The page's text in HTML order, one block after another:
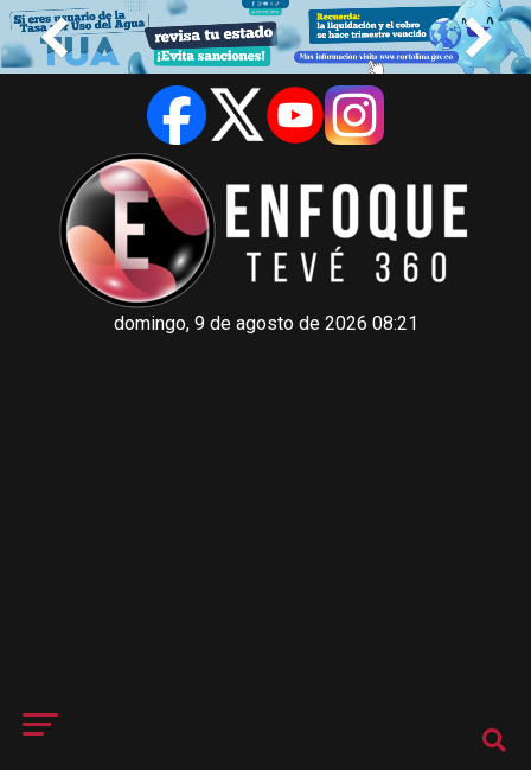
domingo, 9 de agosto de 2026 08:21